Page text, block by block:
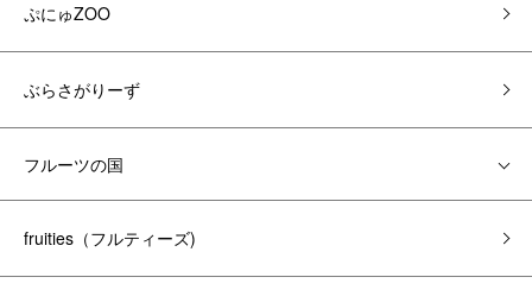
ぷにゅZOO
ぶらさがりーず
フルーツの国
fruities（フルティーズ)